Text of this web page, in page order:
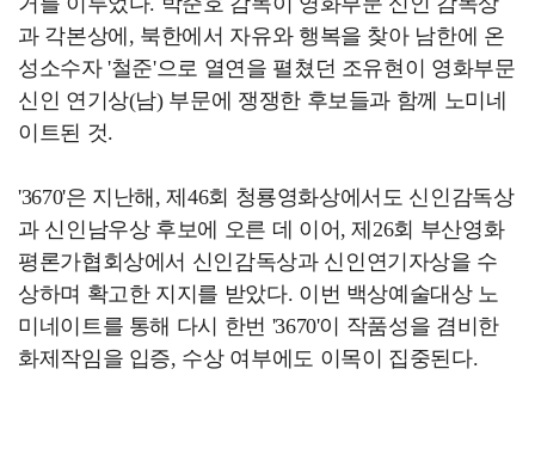
과 각본상에, 북한에서 자유와 행복을 찾아 남한에 온
성소수자 '철준'으로 열연을 펼쳤던 조유현이 영화부문
신인 연기상(남) 부문에 쟁쟁한 후보들과 함께 노미네
이트된 것.
'3670'은 지난해, 제46회 청룡영화상에서도 신인감독상
과 신인남우상 후보에 오른 데 이어, 제26회 부산영화
평론가협회상에서 신인감독상과 신인연기자상을 수
상하며 확고한 지지를 받았다. 이번 백상예술대상 노
미네이트를 통해 다시 한번 '3670'이 작품성을 겸비한
화제작임을 입증, 수상 여부에도 이목이 집중된다.